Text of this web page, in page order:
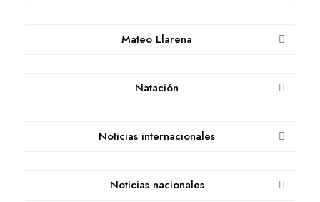
Mateo Llarena
Natación
Noticias internacionales
Noticias nacionales